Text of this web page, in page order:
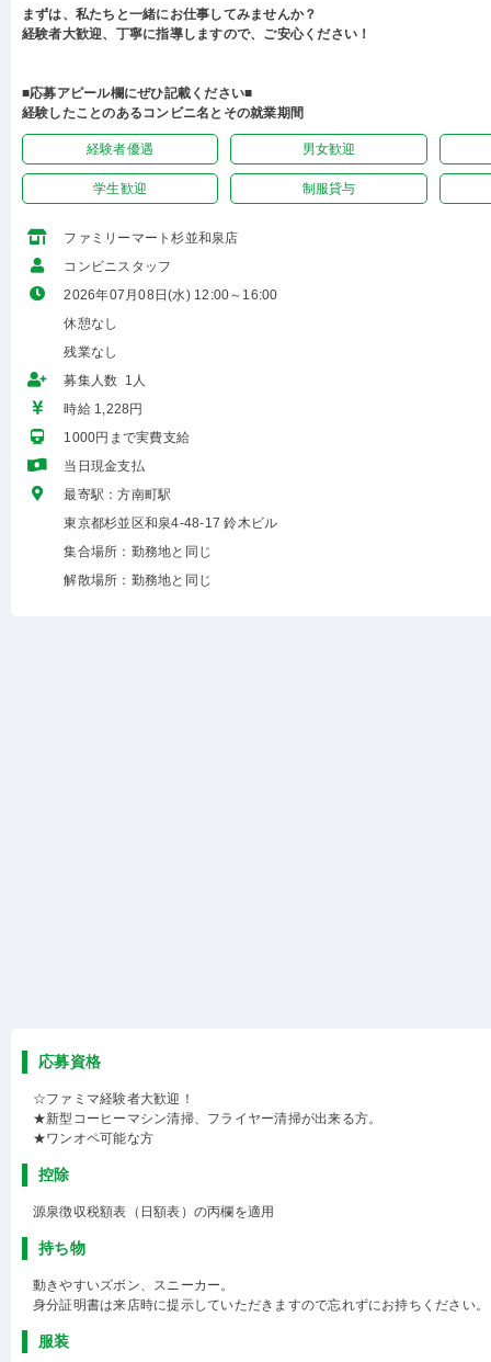
まずは、私たちと一緒にお仕事してみませんか？
経験者大歓迎、丁寧に指導しますので、ご安心ください！
■応募アピール欄にぜひ記載ください■
経験したことのあるコンビニ名とその就業期間
経験者優遇 男女歓迎
学生歓迎 制服貸与
ファミリーマート杉並和泉店
コンビニスタッフ
2026年07月08日(水) 12:00～16:00
休憩なし
残業なし
募集人数 1人
時給 1,228円
1000円まで実費支給
当日現金支払
最寄駅：方南町駅
東京都杉並区和泉4-48-17 鈴木ビル
集合場所：勤務地と同じ
解散場所：勤務地と同じ
応募資格
☆ファミマ経験者大歓迎！
★新型コーヒーマシン清掃、フライヤー清掃が出来る方。
★ワンオペ可能な方
控除
源泉徴収税額表（日額表）の丙欄を適用
持ち物
動きやすいズボン、スニーカー。
身分証明書は来店時に提示していただきますので忘れずにお持ちください。
服装